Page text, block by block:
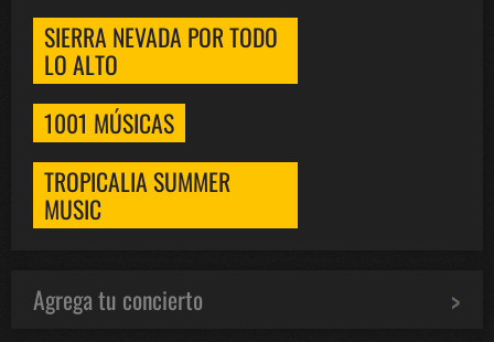
SIERRA NEVADA POR TODO
LO ALTO
1001 MÚSICAS
TROPICALIA SUMMER
MUSIC
Agrega tu concierto